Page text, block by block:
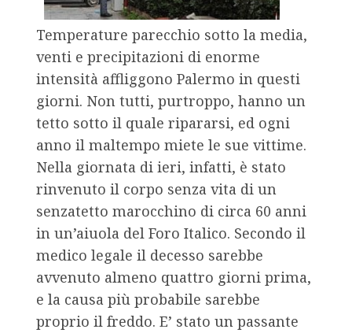
Temperature parecchio sotto la media,
venti e precipitazioni di enorme
intensità affliggono Palermo in questi
giorni. Non tutti, purtroppo, hanno un
tetto sotto il quale ripararsi, ed ogni
anno il maltempo miete le sue vittime.
Nella giornata di ieri, infatti, è stato
rinvenuto il corpo senza vita di un
senzatetto marocchino di circa 60 anni
in un’aiuola del Foro Italico. Secondo il
medico legale il decesso sarebbe
avvenuto almeno quattro giorni prima,
e la causa più probabile sarebbe
proprio il freddo. E’ stato un passante